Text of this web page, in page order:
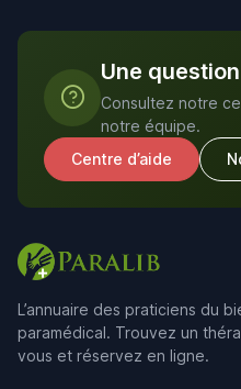
Une question
Consultez notre
notre équipe.
Centre d’aide
L’annuaire des praticiens du
paramédical. Trouvez un
vous et réservez en ligne.